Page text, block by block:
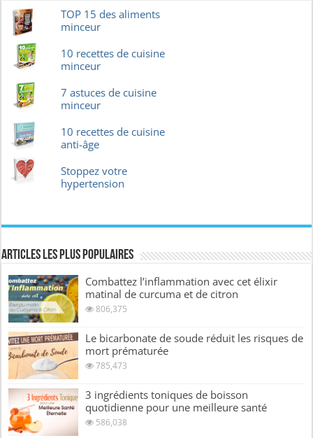
TOP 15 des aliments
minceur
10 recettes de cuisine
minceur
7 astuces de cuisine
minceur
10 recettes de cuisine
anti-âge
Stoppez votre
hypertension
Articles les plus Populaires
Combattez l’inflammation avec cet élixir
matinal de curcuma et de citron
806,375
Le bicarbonate de soude réduit les risques de
mort prématurée
785,473
3 ingrédients toniques de boisson
quotidienne pour une meilleure santé
586,038